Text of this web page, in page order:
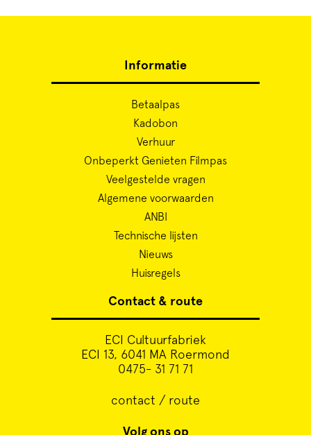
Informatie
Betaalpas
Kadobon
Verhuur
Onbeperkt Genieten Filmpas
Veelgestelde vragen
Algemene voorwaarden
ANBI
Technische lijsten
Nieuws
Huisregels
Contact & route
ECI Cultuurfabriek
ECI 13, 6041 MA Roermond
0475- 31 71 71
contact / route
Volg ons op